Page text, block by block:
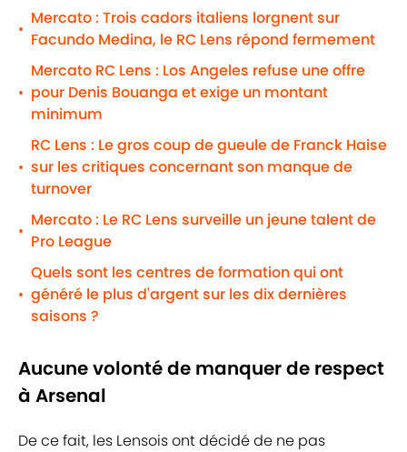
•
Mercato : Trois cadors italiens lorgnent sur
Facundo Medina, le RC Lens répond fermement
•
Mercato RC Lens : Los Angeles refuse une offre
pour Denis Bouanga et exige un montant
minimum
•
RC Lens : Le gros coup de gueule de Franck Haise
sur les critiques concernant son manque de
turnover
•
Mercato : Le RC Lens surveille un jeune talent de
Pro League
•
Quels sont les centres de formation qui ont
généré le plus d'argent sur les dix dernières
saisons ?
Aucune volonté de manquer de respect
à Arsenal
De ce fait, les Lensois ont décidé de ne pas